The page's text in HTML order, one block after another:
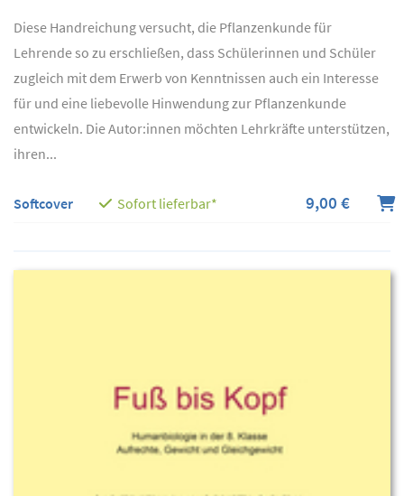
Diese Handreichung versucht, die Pflanzenkunde für
Lehrende so zu erschließen, dass Schülerinnen und Schüler
zugleich mit dem Erwerb von Kenntnissen auch ein Interesse
für und eine liebevolle Hinwendung zur Pflanzenkunde
entwickeln. Die Autor:innen möchten Lehrkräfte unterstützen,
ihren...
Softcover Sofort lieferbar* 9,00 €